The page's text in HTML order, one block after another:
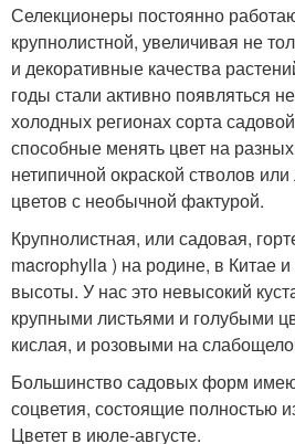
Селекционеры постоянно
крупнолистной, увеличивая не
и декоративные качества
годы стали активно появляться
холодных регионах сор­та
способные менять цвет на
нетипичной окраской стволов
цветов с необычной фактурой.
Крупнолистная, или садовая,
macrophylla ) на родине, в Китае
высоты. У нас это невысокий
крупными листьями и голубыми
кислая, и розовыми на
Большинство садовых форм
соцветия, состоящие полностью
Цветет в июле-августе.